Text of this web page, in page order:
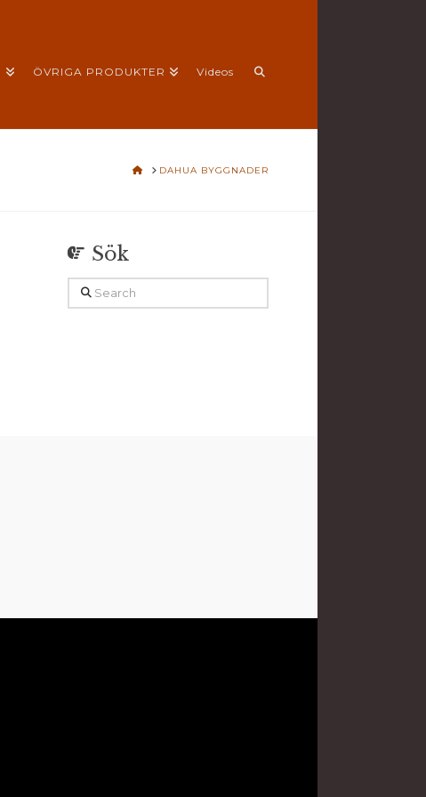
ÖVRIGA PRODUKTER Videos
HOMEDAHUA BYGGNADER
Sök
Search